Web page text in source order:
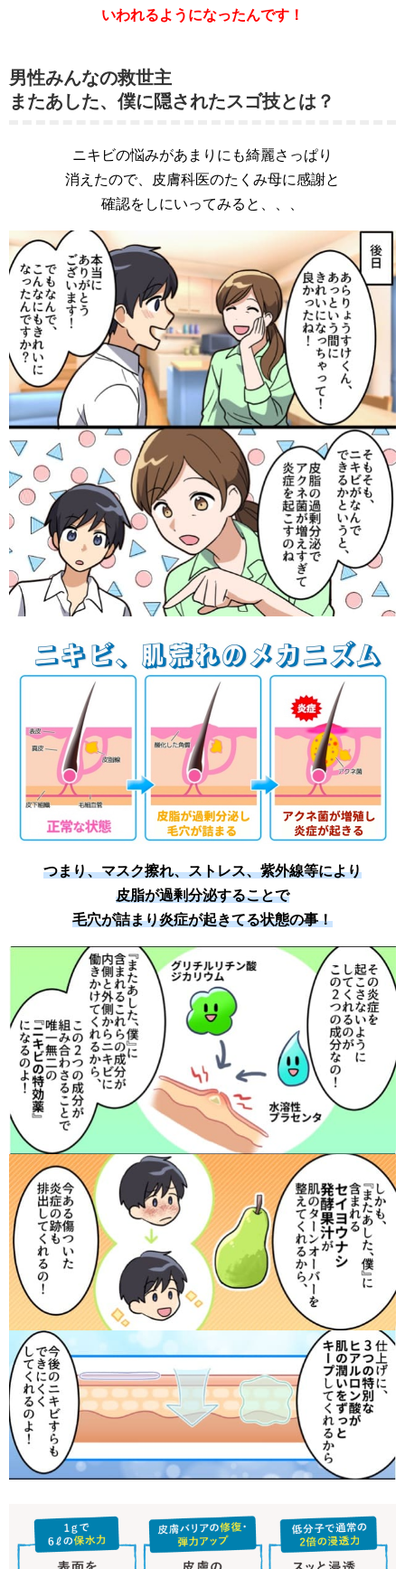
いわれるようになったんです！
男性みんなの救世主
またあした、僕に隠されたスゴ技とは？
ニキビの悩みがあまりにも綺麗さっぱり
消えたので、皮膚科医のたくみ母に感謝と
確認をしにいってみると、、、
つまり、マスク擦れ、ストレス、紫外線等により
皮脂が過剰分泌することで
毛穴が詰まり炎症が起きてる状態の事！